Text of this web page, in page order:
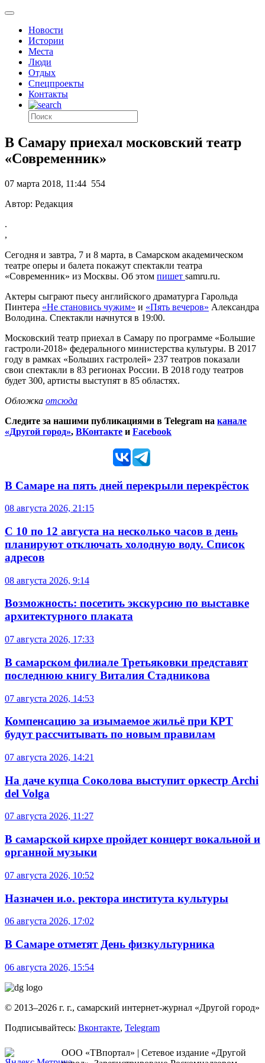
Новости
Истории
Места
Люди
Отдых
Спецпроекты
Контакты
В Самару приехал московский театр
«Современник»
07 марта 2018, 11:44 554
Автор: Редакция
.
,
Сегодня и завтра, 7 и 8 марта, в Самарском академическом
театре оперы и балета покажут спектакли театра
«Современник» из Москвы. Об этом пишет samru.ru.
Актеры сыграют пьесу английского драматурга Гарольда
Пинтера «Не становись чужим» и «Пять вечеров» Александра
Володина. Спектакли начнутся в 19:00.
Московский театр приехал в Самару по программе «Большие
гастроли-2018» федерального министерства культуры. В 2017
году в рамках «Больших гастролей» 237 театров показали
свои спектакли в 83 регионах России. В 2018 году театров
будет 300, артисты выступят в 85 областях.
Обложка отсюда
Следите за нашими публикациями в Telegram на канале
«Другой город», ВКонтакте и Facebook
В Самаре на пять дней перекрыли перекрёсток
08 августа 2026, 21:15
С 10 по 12 августа на несколько часов в день
планируют отключать холодную воду. Список
адресов
08 августа 2026, 9:14
Возможность: посетить экскурсию по выставке
архитектурного плаката
07 августа 2026, 17:33
В самарском филиале Третьяковки представят
последнюю книгу Виталия Стадникова
07 августа 2026, 14:53
Компенсацию за изымаемое жильё при КРТ
будут рассчитывать по новым правилам
07 августа 2026, 14:21
На даче купца Соколова выступит оркестр Archi
del Volga
07 августа 2026, 11:27
В самарской кирхе пройдет концерт вокальной и
органной музыки
07 августа 2026, 10:52
Назначен и.о. ректора института культуры
06 августа 2026, 17:02
В Самаре отметят День физкультурника
06 августа 2026, 15:54
© 2013–2026 г. г., самарский интернет-журнал «Другой город»
Подписывайтесь: Вконтакте, Telegram
ООО «ТВпортал» | Сетевое издание «Другой